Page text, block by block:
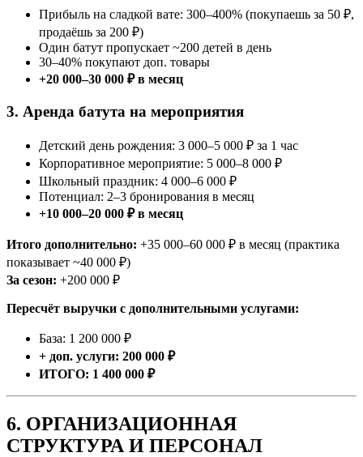
Прибыль на сладкой вате: 300–400% (покупаешь за 50 ₽,
продаёшь за 200 ₽)
Один батут пропускает ~200 детей в день
30–40% покупают доп. товары
+20 000–30 000 ₽ в месяц
3. Аренда батута на мероприятия
Детский день рождения: 3 000–5 000 ₽ за 1 час
Корпоративное мероприятие: 5 000–8 000 ₽
Школьный праздник: 4 000–6 000 ₽
Потенциал: 2–3 бронирования в месяц
+10 000–20 000 ₽ в месяц
Итого дополнительно: +35 000–60 000 ₽ в месяц (практика
показывает ~40 000 ₽)
За сезон: +200 000 ₽
Пересчёт выручки с дополнительными услугами:
База: 1 200 000 ₽
+ доп. услуги: 200 000 ₽
ИТОГО: 1 400 000 ₽
6. ОРГАНИЗАЦИОННАЯ
СТРУКТУРА И ПЕРСОНАЛ